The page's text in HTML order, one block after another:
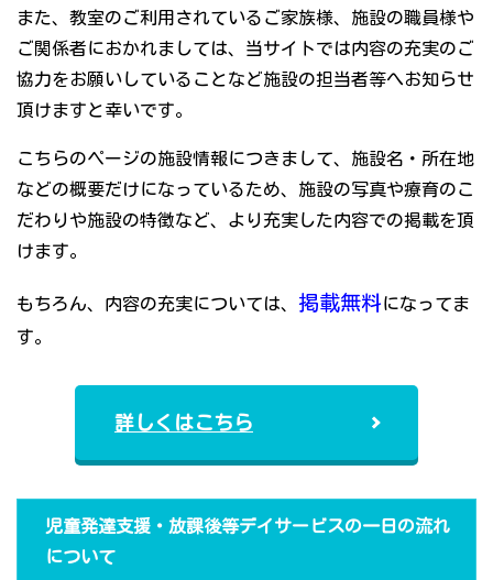
また、教室のご利用されているご家族様、施設の職員様や
ご関係者におかれましては、当サイトでは内容の充実のご
協力をお願いしていることなど施設の担当者等へお知らせ
頂けますと幸いです。
こちらのページの施設情報につきまして、施設名・所在地
などの概要だけになっているため、施設の写真や療育のこ
だわりや施設の特徴など、より充実した内容での掲載を頂
けます。
もちろん、内容の充実については、 掲載無料になってま
す。
詳しくはこちら
児童発達支援・放課後等デイサービスの一日の流れ
について